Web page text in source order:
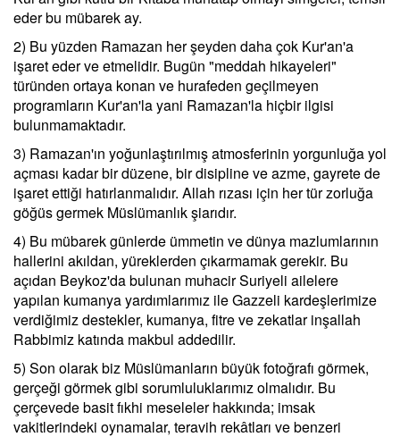
eder bu mübarek ay.
2) Bu yüzden Ramazan her şeyden daha çok Kur'an'a
işaret eder ve etmelidir. Bugün "meddah hikayeleri"
türünden ortaya konan ve hurafeden geçilmeyen
programların Kur'an'la yani Ramazan'la hiçbir ilgisi
bulunmamaktadır.
3) Ramazan'ın yoğunlaştırılmış atmosferinin yorgunluğa yol
açması kadar bir düzene, bir disipline ve azme, gayrete de
işaret ettiği hatırlanmalıdır. Allah rızası için her tür zorluğa
göğüs germek Müslümanlık şiarıdır.
4) Bu mübarek günlerde ümmetin ve dünya mazlumlarının
hallerini akıldan, yüreklerden çıkarmamak gerekir. Bu
açıdan Beykoz'da bulunan muhacir Suriyeli ailelere
yapılan kumanya yardımlarımız ile Gazzeli kardeşlerimize
verdiğimiz destekler, kumanya, fitre ve zekatlar inşallah
Rabbimiz katında makbul addedilir.
5) Son olarak biz Müslümanların büyük fotoğrafı görmek,
gerçeği görmek gibi sorumluluklarımız olmalıdır. Bu
çerçevede basit fıkhi meseleler hakkında; imsak
vakitlerindeki oynamalar, teravih rekâtları ve benzeri